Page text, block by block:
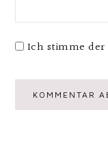
Ich stimme der